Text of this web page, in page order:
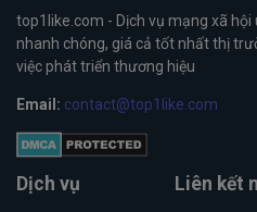
top1like.com - Dịch vụ mạng xã
nhanh chóng, giá cả tốt nhất thị
việc phát triển thương hiệu
Email: contact@top1like.com
Dịch vụ Liên kết